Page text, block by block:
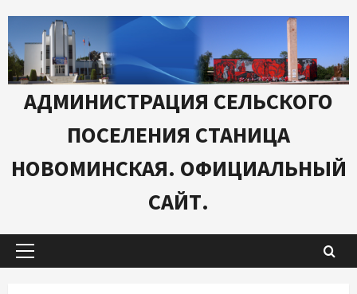
содержимому
АДМИНИСТРАЦИЯ СЕЛЬСКОГО
ПОСЕЛЕНИЯ СТАНИЦА
НОВОМИНСКАЯ. ОФИЦИАЛЬНЫЙ
САЙТ.
Основное